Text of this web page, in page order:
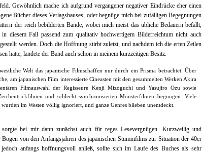
Gewöhnlich mache ich aufgrund vergangener negativer Eindrücke eher einen
Bücher dieses Verlagshauses, oder begnüge mich bei zufälligen Begegnungen
der reich bebilderten Bände, wobei mich meist das übliche Bedauern befällt,
diesem Fall passend zum qualitativ hochwertigem Bilderreichtum nicht auch
werden. Doch die Hoffnung stirbt zuletzt, und nachdem ich die erten Zeilen
hatte, landete der Band auch schon in meinem kurzzeitigen Besitz.
Welt das japanische Filmschaffen nur durch ein Prisma betrachtet. Über
am japanischen Film interessierte Cineasten mit den gesammelten Werken Akira
Filmauswahl der Regisseure Kenji Mizoguchi und Yasujiro Ozu sowie
und schlecht synchronisierten Monsterfilmen begnügen. Viele
wurden im Westen völlig ignoriert, und ganze Genres blieben unentdeckt.
bei mir dann zunächst auch für reges Lesevergnügen. Kurzweilig und
von den Anfangsjahren des japanischen Stummfilms zur Situation der 40er
jedoch anfangs hoffnungsvoll anließ, sollte sich im Laufe des Buches als sehr